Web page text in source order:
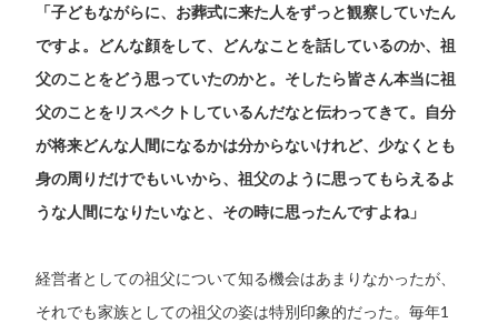
「子どもながらに、お葬式に来た人をずっと観察していたん
ですよ。どんな顔をして、どんなことを話しているのか、祖
父のことをどう思っていたのかと。そしたら皆さん本当に祖
父のことをリスペクトしているんだなと伝わってきて。自分
が将来どんな人間になるかは分からないけれど、少なくとも
身の周りだけでもいいから、祖父のように思ってもらえるよ
うな人間になりたいなと、その時に思ったんですよね」
経営者としての祖父について知る機会はあまりなかったが、
それでも家族としての祖父の姿は特別印象的だった。毎年1